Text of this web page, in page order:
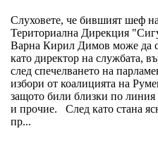
Слуховете, че бившият шеф на
Териториална Дирекция
Варна Кирил Димов може да
като директор на службата,
след спечелването на
избори от коалицията на
защото били близки по
и прочие. След като стана
пр...